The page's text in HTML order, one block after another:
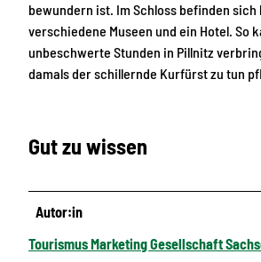
bewundern ist. Im Schloss befinden sich
verschiedene Museen und ein Hotel. So
unbeschwerte Stunden in Pillnitz
damals der schillernde Kurfürst zu tun
Gut zu wissen
Autor:in
Tourismus Marketing Gesellschaft